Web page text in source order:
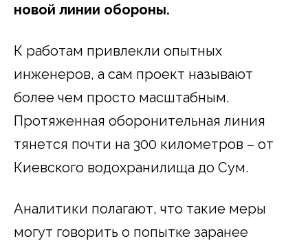
новой линии обороны.
К работам привлекли опытных
инженеров, а сам проект называют
более чем просто масштабным.
Протяженная оборонительная линия
тянется почти на 300 километров – от
Киевского водохранилища до Сум.
Аналитики полагают, что такие меры
могут говорить о попытке заранее